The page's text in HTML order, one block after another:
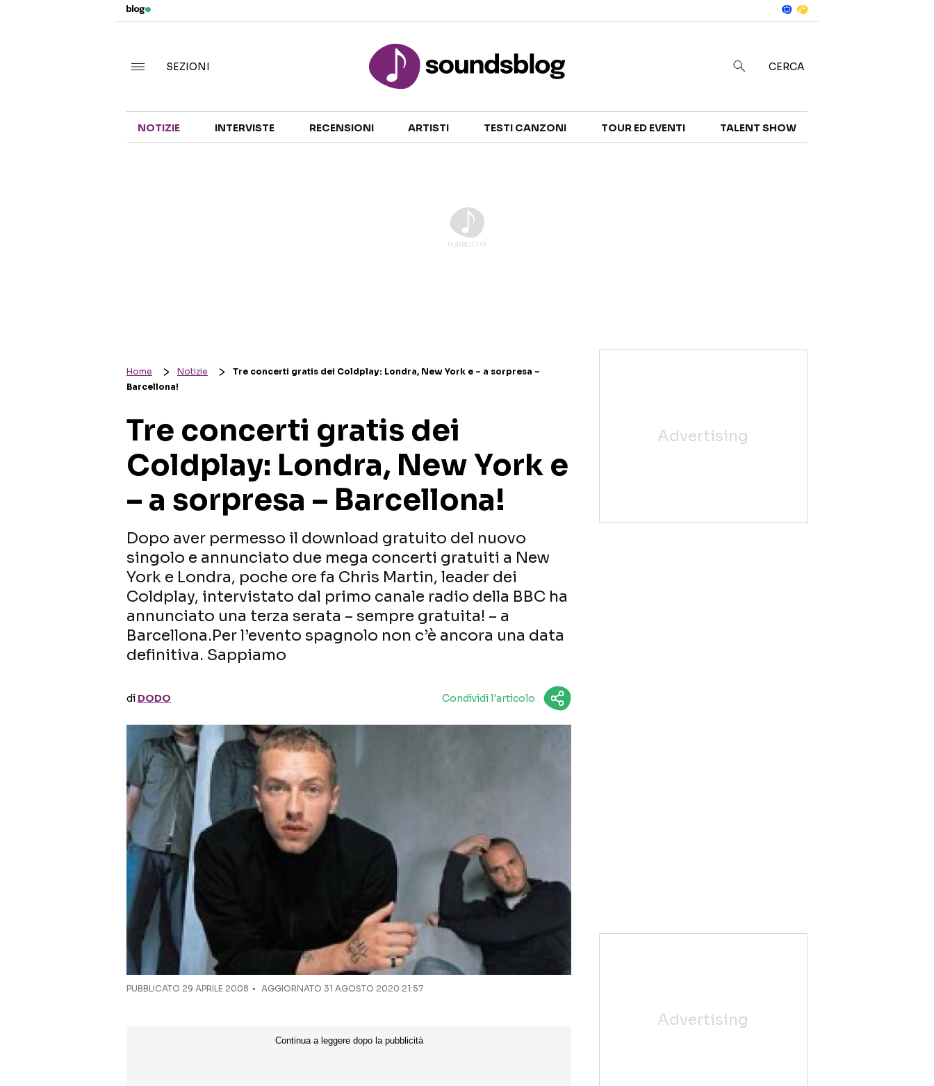
TALENT SHOW
SEZIONI CERCA
NOTIZIE INTERVISTE RECENSIONI ARTISTI TESTI CANZONI TOUR ED EVENTI TALENT SHOW
Home Notizie
Tre concerti gratis dei Coldplay: Londra, New York e – a sorpresa –
Barcellona!
Tre concerti gratis dei
Coldplay: Londra, New York e
– a sorpresa – Barcellona!
Dopo aver permesso il download gratuito del nuovo
singolo e annunciato due mega concerti gratuiti a New
York e Londra, poche ore fa Chris Martin, leader dei
Coldplay, intervistato dal primo canale radio della BBC ha
annunciato una terza serata – sempre gratuita! – a
Barcellona.Per l’evento spagnolo non c’è ancora una data
definitiva. Sappiamo
di DODO Condividi l'articolo
PUBBLICATO 29 APRILE 2008 AGGIORNATO 31 AGOSTO 2020 21:57